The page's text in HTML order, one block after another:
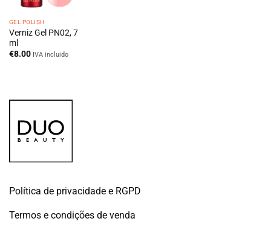
GEL POLISH
Verniz Gel PN02, 7
ml
€8.00 IVA incluido
Política de privacidade e RGPD
Termos e condições de venda